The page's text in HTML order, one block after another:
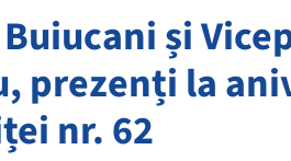
și
prezenți la
nr. 62